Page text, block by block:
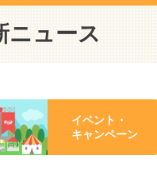
ニュース
イベント・
キャンペーン